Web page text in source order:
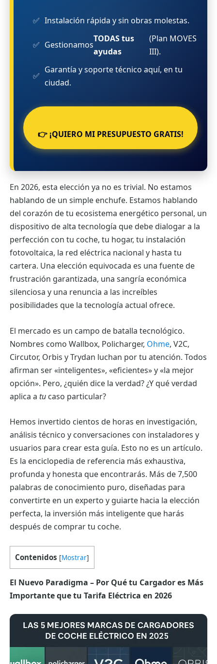
Instalación rápida y sin obras molestas.
Gestionamos
TODAS tus
ayudas
(Plan MOVES
III).
Garantía y soporte técnico aquí, en tu
ciudad.
👉 ¡QUIERO MI PRESUPUESTO GRATIS!
En 2026, esta elección ya no es trivial. No estamos
hablando de un simple enchufe. Estamos hablando
del corazón de tu ecosistema energético personal, un
dispositivo de alta tecnología que debe dialogar a la
perfección con tu coche, tu hogar, tu instalación
fotovoltaica, la red eléctrica nacional y hasta tu
cartera. Una elección equivocada es una fuente de
frustración garantizada, una sangría económica
silenciosa y una renuncia a las increíbles
posibilidades que la tecnología actual ofrece.
El mercado es un campo de batalla tecnológico.
Nombres como Wallbox, Policharger, Ohme, V2C,
Circutor, Orbis y Trydan luchan por tu atención. Todos
afirman ser «inteligentes», «eficientes» y «la mejor
opción». Pero, ¿quién dice la verdad? ¿Y qué verdad
aplica a tu caso particular?
Hemos invertido cientos de horas en investigación,
análisis técnico y conversaciones con instaladores y
usuarios para crear esta guía. Esto no es un artículo.
Es la enciclopedia de referencia más exhaustiva,
profunda y honesta que encontrarás. Más de 7,500
palabras de conocimiento puro, diseñadas para
convertirte en un experto y guiarte hacia la elección
perfecta, la inversión más inteligente que harás
después de comprar tu coche.
Contenidos [Mostrar]
El Nuevo Paradigma – Por Qué tu Cargador es Más
Importante que tu Tarifa Eléctrica en 2026